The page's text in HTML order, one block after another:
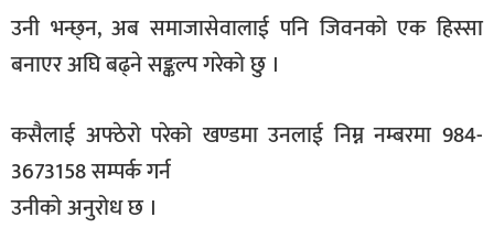
उनी भन्छ्न, अब समाजासेवालाई पनि जिवनको एक हिस्सा
बनाएर अघि बढ्ने सङ्कल्प गरेको छु ।
कसैलाई अफ्ठेरो परेको खण्डमा उनलाई निम्न नम्बरमा 984-
3673158 सम्पर्क गर्न
उनीकाे अनुरोध छ ।